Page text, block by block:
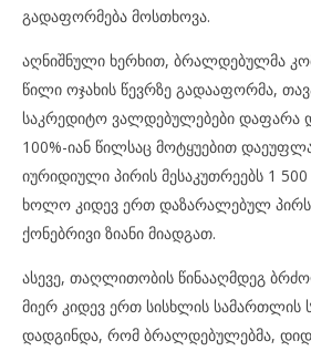
გადაფორმება მოსთხოვა.
აღნიშნული ხერხით, ბრალდებულმა
წილი ოჯახის წევრზე გადააფორმა,
საკრედიტო ვალდებულებები დაფარა
100%-იან წილსაც მოტყუებით
იურიდიული პირის მესაკუთრეებს 1
ხოლო კიდევ ერთ დაზარალებულ
ქონებრივი ზიანი მიადგათ.
ასევე, თაღლითობის წინააღმდეგ
მიერ კიდევ ერთ სისხლის სამართლის
დადგინდა, რომ ბრალდებულებმა,